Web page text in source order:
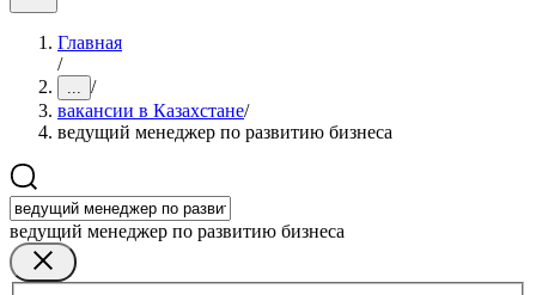
Главная
/
... /
вакансии в Казахстане/
ведущий менеджер по развитию бизнеса
ведущий менеджер по развитию бизнеса